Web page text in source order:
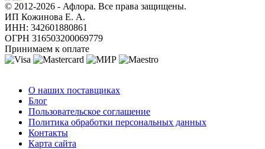
© 2012-2026 - Афлора. Все права защищены.
ИП Кожинова Е. А.
ИНН: 342601880861
ОГРН 316503200069779
Принимаем к оплате
О наших поставщиках
Блог
Пользовательское соглашение
Политика обработки персональных данных
Контакты
Карта сайта